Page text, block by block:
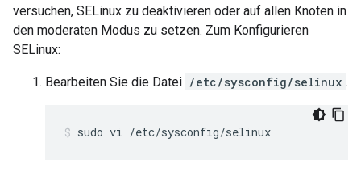
versuchen, SELinux zu deaktivieren oder auf allen Knoten in
den moderaten Modus zu setzen. Zum Konfigurieren
SELinux:
Bearbeiten Sie die Datei /etc/sysconfig/selinux .
sudo vi /etc/sysconfig/selinux